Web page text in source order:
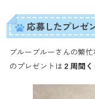
応募したプレゼ
ブルーブルーさんの繁
のプレゼントは ２周間